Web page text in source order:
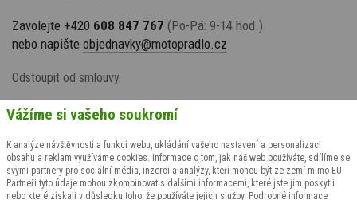
Zavolejte +420 608 847 767 (Po-Pá: 9-14 hod.)
nebo napište objednavky@motopradlo.cz
Odstoupit od smlouvy
Vážíme si vašeho soukromí
K analýze návštěvnosti a funkcí webu, ukládání vašeho nastavení a personalizaci
obsahu a reklam využíváme cookies. Informace o tom, jak náš web používáte, sdílíme se
svými partnery pro sociální média, inzerci a analýzy, kteří mohou být ze zemí mimo EU.
Partneři tyto údaje mohou zkombinovat s dalšími informacemi, které jste jim poskytli
nebo které získali v důsledku toho, že používáte jejich služby. Podrobné informace